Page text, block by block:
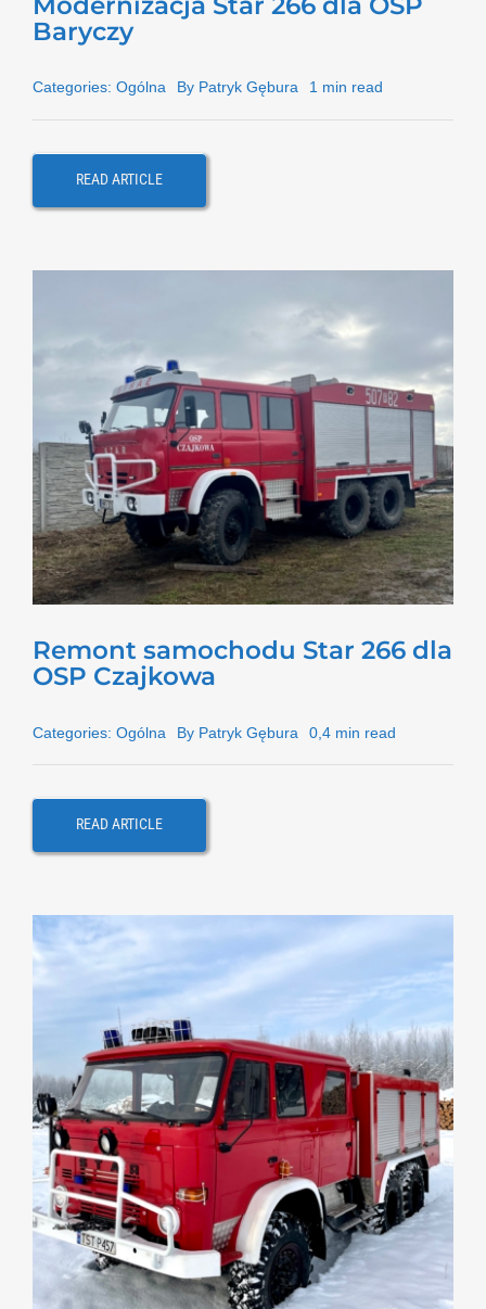
Baryczy
Categories: Ogólna By Patryk Gębura 1 min read
READ ARTICLE
Remont samochodu Star 266 dla
OSP Czajkowa
Categories: Ogólna By Patryk Gębura 0,4 min read
READ ARTICLE